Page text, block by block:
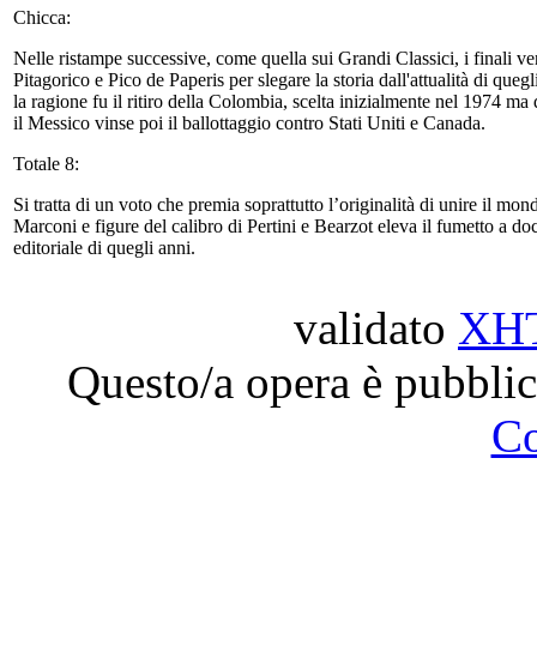
Chicca:
Nelle ristampe successive, come quella sui Grandi Classici, i finali
Pitagorico e Pico de Paperis per slegare la storia dall'attualità di
la ragione fu il ritiro della Colombia, scelta inizialmente nel 1974
il Messico vinse poi il ballottaggio contro Stati Uniti e Canada.
Totale 8:
Si tratta di un voto che premia soprattutto l’originalità di unire il
Marconi e figure del calibro di Pertini e Bearzot eleva il fumetto a
editoriale di quegli anni.
validato
Questo/a opera è